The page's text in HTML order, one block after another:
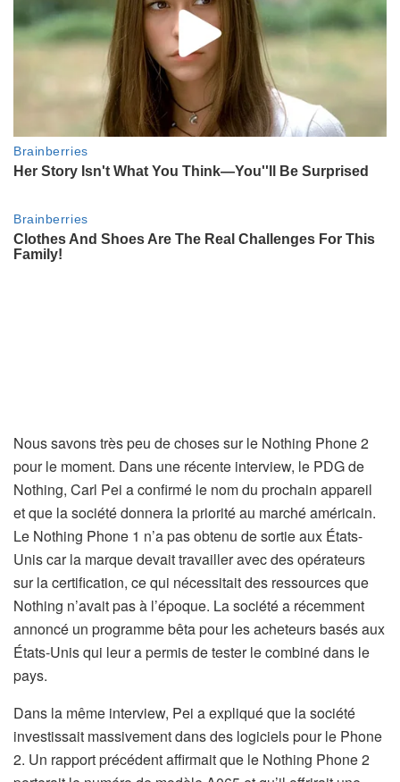
Nous savons très peu de choses sur le Nothing Phone 2
pour le moment. Dans une récente interview, le PDG de
Nothing, Carl Pei a confirmé le nom du prochain appareil
et que la société donnera la priorité au marché américain.
Le Nothing Phone 1 n’a pas obtenu de sortie aux États-
Unis car la marque devait travailler avec des opérateurs
sur la certification, ce qui nécessitait des ressources que
Nothing n’avait pas à l’époque. La société a récemment
annoncé un programme bêta pour les acheteurs basés aux
États-Unis qui leur a permis de tester le combiné dans le
pays.
Dans la même interview, Pei a expliqué que la société
investissait massivement dans des logiciels pour le Phone
2. Un rapport précédent affirmait que le Nothing Phone 2